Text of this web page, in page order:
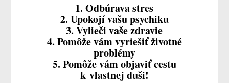
1. Odbúrava stres
2. Upokojí vašu psychiku
3. Vylieči vaše zdravie
4. Pomôže vám vyriešiť životné
problémy
5. Pomôže vám objaviť cestu
k vlastnej duši!